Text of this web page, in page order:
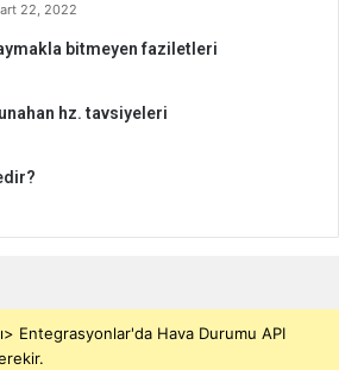
22, 2022
bitmeyen faziletleri
hz. tavsiyeleri
Entegrasyonlar'da Hava Durumu API